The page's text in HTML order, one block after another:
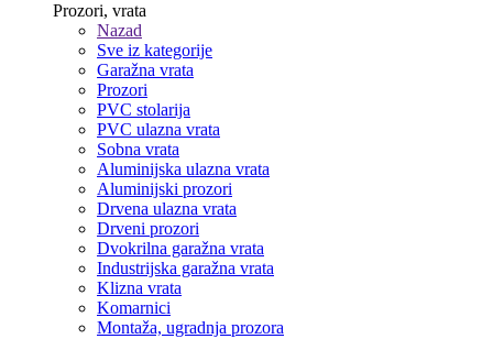
Prozori, vrata
Nazad
Sve iz kategorije
Garažna vrata
Prozori
PVC stolarija
PVC ulazna vrata
Sobna vrata
Aluminijska ulazna vrata
Aluminijski prozori
Drvena ulazna vrata
Drveni prozori
Dvokrilna garažna vrata
Industrijska garažna vrata
Klizna vrata
Komarnici
Montaža, ugradnja prozora